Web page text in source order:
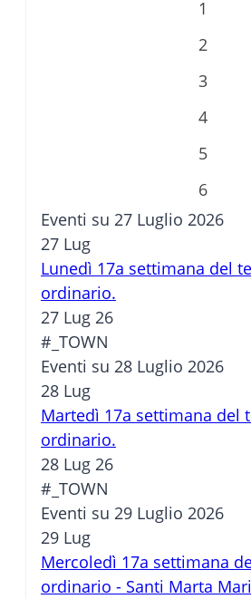
1
2
3
4
5
6
Eventi su 27 Luglio 2026
27 Lug
Lunedì 17a settimana del
ordinario.
27 Lug 26
#_TOWN
Eventi su 28 Luglio 2026
28 Lug
Martedì 17a settimana del
ordinario.
28 Lug 26
#_TOWN
Eventi su 29 Luglio 2026
29 Lug
Mercoledì 17a settimana
ordinario - Santi Marta